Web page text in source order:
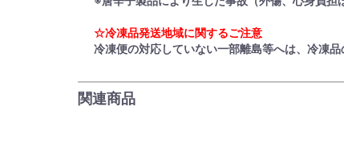
☆冷凍品発送地域に関するご注意
冷凍便の対応していない一部離島等へは、冷凍
関連商品